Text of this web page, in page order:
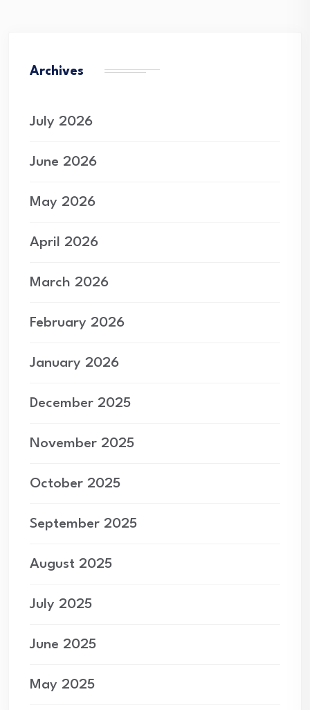
Archives
July 2026
June 2026
May 2026
April 2026
March 2026
February 2026
January 2026
December 2025
November 2025
October 2025
September 2025
August 2025
July 2025
June 2025
May 2025